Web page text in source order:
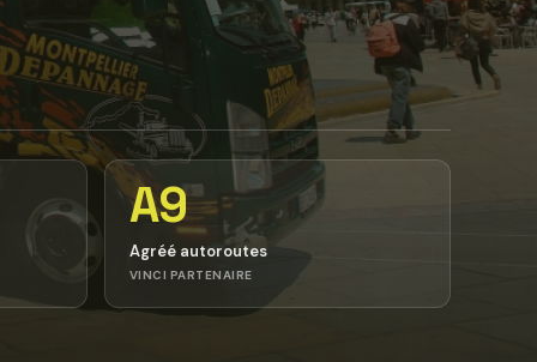
A9
Agréé autoroutes
VINCI PARTENAIRE